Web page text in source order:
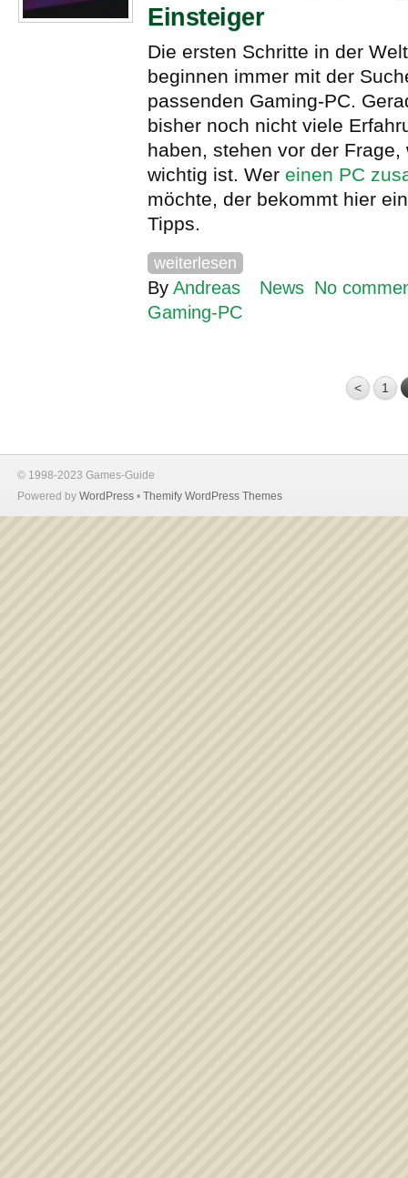
Einsteiger
Die ersten Schritte in der
beginnen immer mit der
passenden Gaming-PC.
bisher noch nicht viele
haben, stehen vor der Frage,
wichtig ist. Wer einen PC
möchte, der bekommt hier
Tipps.
weiterlesen
By Andreas News No
Gaming-PC
< 1
© 1998-2023 Games-Guide
Powered by WordPress • Themify WordPress Themes